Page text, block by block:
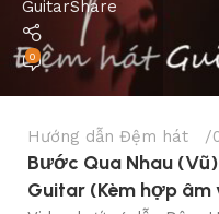
GuitarShare
0
Hướng dẫn Đệm hát
Bước Qua Nhau
Guitar (Kèm hợp âm